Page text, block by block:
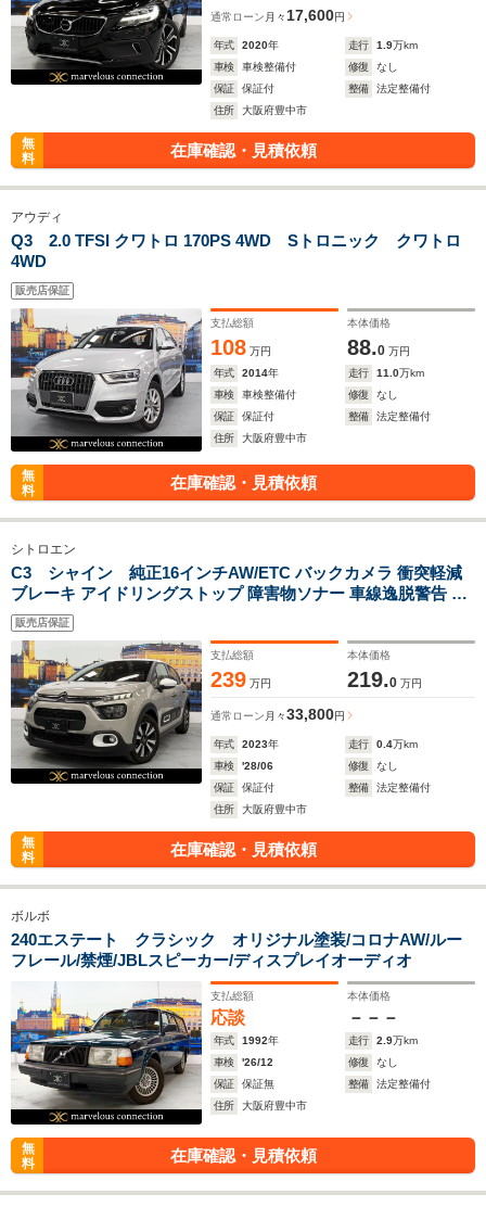
通常ローン 月々 17,600円
年式 2020年 走行 1.9万km
車検
車検整備付 修復
なし
保証
保証付 整備
法定整備付
住所
大阪府豊中市
無
料
在庫確認・見積依頼
アウディ
Q3 2.0 TFSI クワトロ 170PS 4WD Sトロニック クワトロ
4WD
販売店保証
支払総額
108 万円
本体価格
88.0 万円
年式
2014年 走行 11.0万km
車検
車検整備付 修復
なし
保証
保証付 整備
法定整備付
住所
大阪府豊中市
無
料
在庫確認・見積依頼
シトロエン
C3 シャイン 純正16インチAW/ETC バックカメラ 衝突軽減
ブレーキ アイドリングストップ 障害物ソナー 車線逸脱警告 ク
ルコン LEDライト 純正ホイール
販売店保証
支払総額
239 万円
本体価格
219.0 万円
通常ローン 月々33,800円
年式 2023年 走行 0.4万km
車検
'28/06 修復
なし
保証
保証付 整備
法定整備付
住所
大阪府豊中市
無
料
在庫確認・見積依頼
ボルボ
240エステート クラシック オリジナル塗装/コロナAW/ルー
フレール/禁煙/JBLスピーカー/ディスプレイオーディオ
支払総額
応談
本体価格
－－－
年式 1992年 走行 2.9万km
車検
'26/12 修復
なし
保証
保証無 整備
法定整備付
住所
大阪府豊中市
無
料
在庫確認・見積依頼